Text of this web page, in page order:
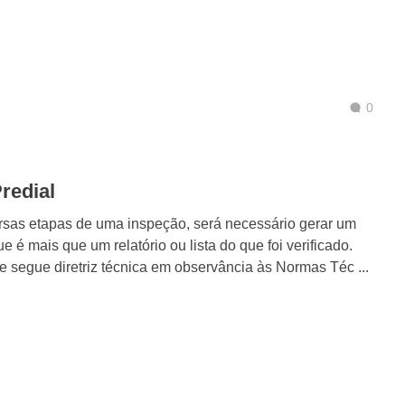
0
etapas de uma inspeção, será necessário gerar um
é mais que um relatório ou lista do que foi verificado.
segue diretriz técnica em observância às Normas Téc ...